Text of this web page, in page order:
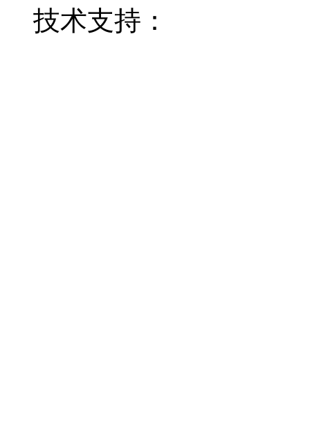
技术支持：